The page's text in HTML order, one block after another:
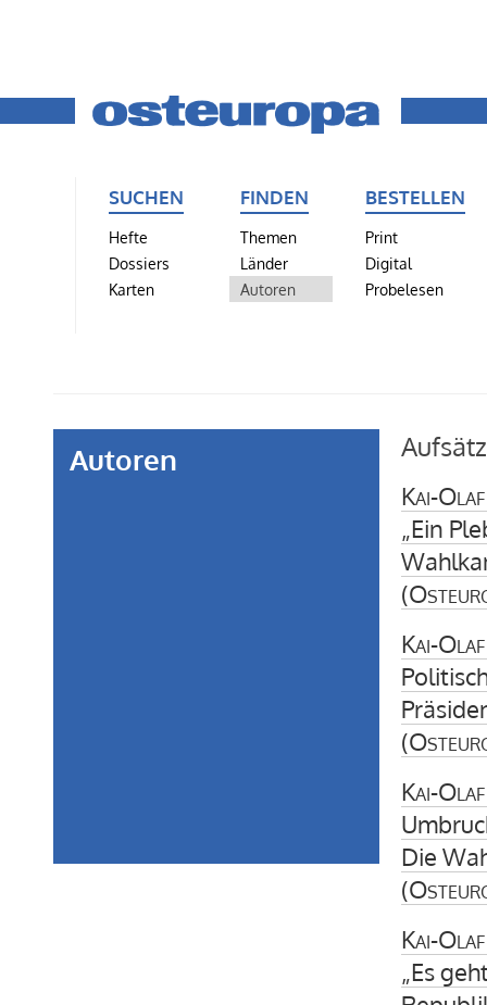
SUCHEN
Hefte
Dossiers
Karten
FINDEN
Themen
Länder
Autoren
BESTELLEN
Print
Digital
Probelesen
Autoren
Kai-
„Ein
(
Kai-
(
Kai-
Die
(
Kai-
„Es